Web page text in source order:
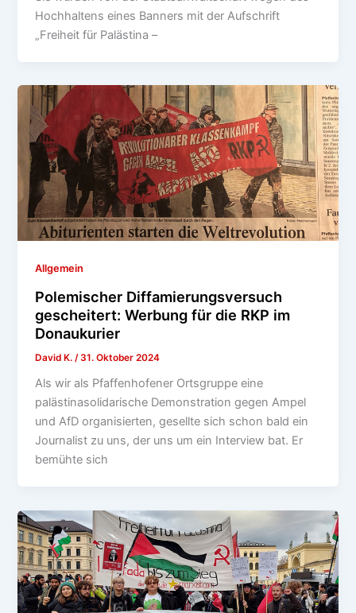
Hochhaltens eines Banners mit der Aufschrift
„Freiheit für Palästina –
Allgemein
Polemischer Diffamierungsversuch
gescheitert: Werbung für die RKP im
Donaukurier
David K. /31. Oktober 2024
Als wir als Pfaffenhofener Ortsgruppe eine
palästinasolidarische Demonstration gegen Ampel
und AfD organisierten, gesellte sich schon bald ein
Journalist zu uns, der uns um ein Interview bat. Er
bemühte sich